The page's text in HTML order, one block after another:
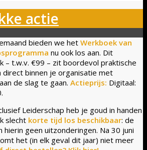
actie
bieden we het Werkboek van
nu ook los aan. Dit
– t.w.v. €99 – zit boordevol praktische
binnen je organisatie met
de slag te gaan. Actieprijs: Digitaal:
Leiderschap heb je goud in handen
slecht korte tijd los beschikbaar: de
hierin geen uitzonderingen. Na 30 juni
het (in elk geval dit jaar) niet meer